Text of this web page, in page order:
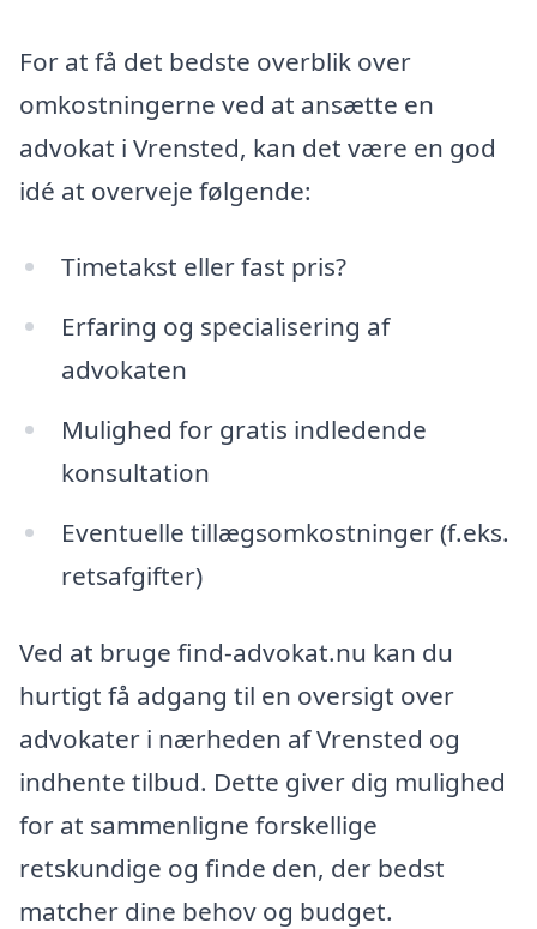
For at få det bedste overblik over
omkostningerne ved at ansætte en
advokat i Vrensted, kan det være en god
idé at overveje følgende:
Timetakst eller fast pris?
Erfaring og specialisering af
advokaten
Mulighed for gratis indledende
konsultation
Eventuelle tillægsomkostninger (f.eks.
retsafgifter)
Ved at bruge find-advokat.nu kan du
hurtigt få adgang til en oversigt over
advokater i nærheden af Vrensted og
indhente tilbud. Dette giver dig mulighed
for at sammenligne forskellige
retskundige og finde den, der bedst
matcher dine behov og budget.